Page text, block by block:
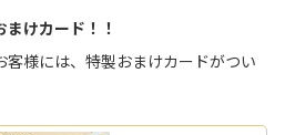
けカード！！
様には、特製おまけカードがつい